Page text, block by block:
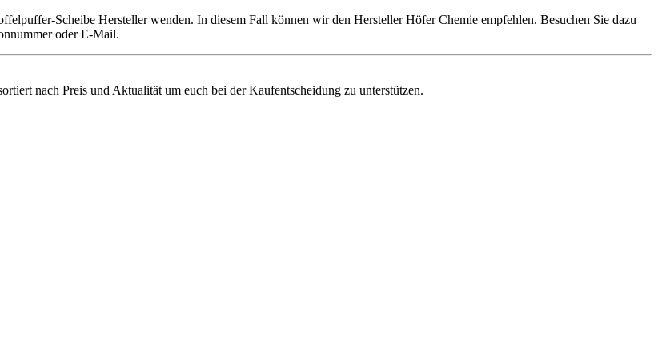
Scheibe Hersteller wenden. In diesem Fall können wir den Hersteller Höfer Chemie empfehlen. Besuchen Sie dazu
oder E-Mail.
nach Preis und Aktualität um euch bei der Kaufentscheidung zu unterstützen.